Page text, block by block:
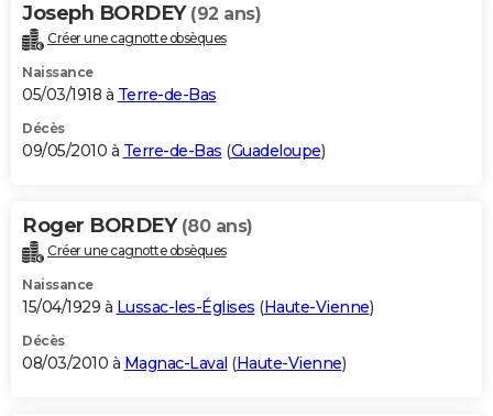
Joseph BORDEY (92 ans)
Créer une cagnotte obsèques
Naissance
05/03/1918 à Terre-de-Bas
Décès
09/05/2010 à Terre-de-Bas (Guadeloupe)
Roger BORDEY (80 ans)
Créer une cagnotte obsèques
Naissance
15/04/1929 à Lussac-les-Églises (Haute-Vienne)
Décès
08/03/2010 à Magnac-Laval (Haute-Vienne)